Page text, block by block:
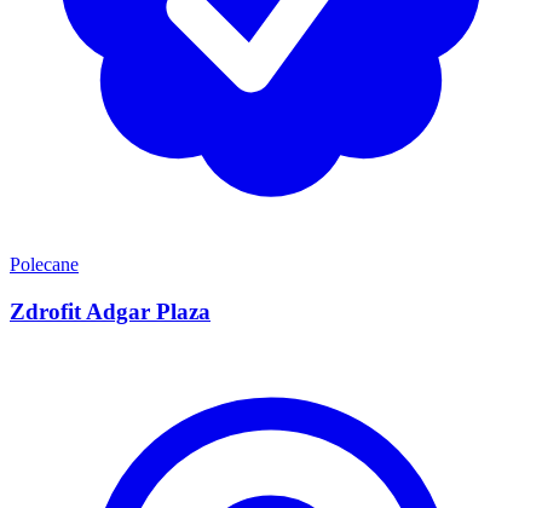
Polecane
Zdrofit Adgar Plaza